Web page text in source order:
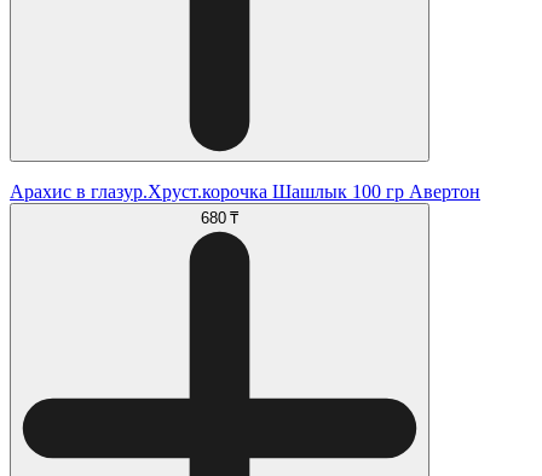
Арахис в глазур.Хруст.корочка Шашлык 100 гр Авертон
680 ₸